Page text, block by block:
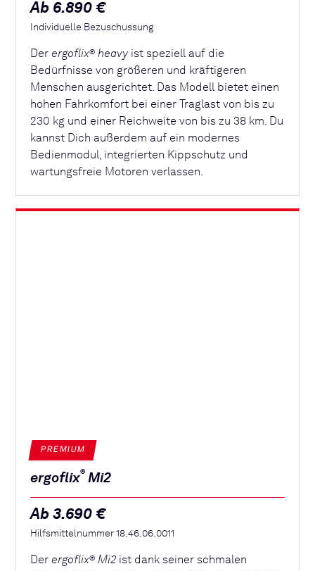
Ab 6.890 €
Individuelle Bezuschussung
Derergoflix® heavy ist speziell auf die
Bedürfnisse von größeren und kräftigeren
Menschen ausgerichtet. Das Modell bietet einen
hohen Fahrkomfort bei einer Traglast von bis zu
230 kg und einer Reichweite von bis zu 38 km. Du
kannst Dich außerdem auf ein modernes
Bedienmodul, integrierten Kippschutz und
wartungsfreie Motoren verlassen.
PREMIUM
ergoflix® Mi2
Ab 3.690 €
Hilfsmittelnummer 18.46.06.0011
Derergoflix® Mi2ist dank seiner schmalen